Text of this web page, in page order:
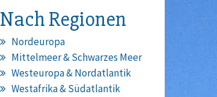
Nach Regionen
Nordeuropa
Mittelmeer & Schwarzes Meer
Westeuropa & Nordatlantik
Westafrika & Südatlantik